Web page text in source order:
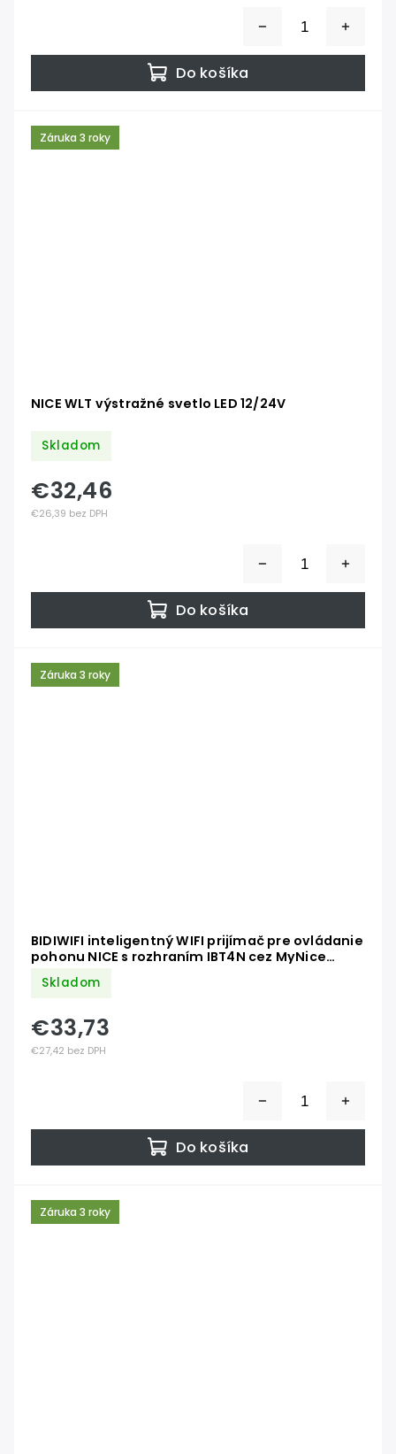
Do košíka
Záruka 3 roky
NICE WLT výstražné svetlo LED 12/24V
Skladom
€26,39 bez DPH
€32,46
Do košíka
Záruka 3 roky
BIDIWIFI inteligentný WIFI prijímač pre ovládanie
pohonu NICE s rozhraním IBT4N cez MyNice
Pro,Kompatibilné s Apple HomeKit a IFTTT.
Skladom
€27,42 bez DPH
€33,73
Do košíka
Záruka 3 roky